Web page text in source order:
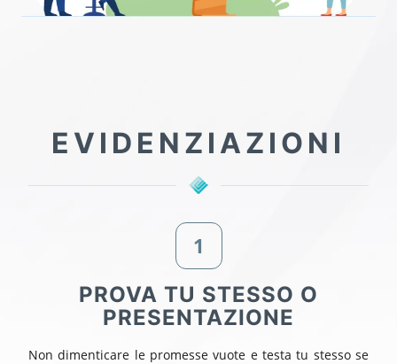
EVIDENZIAZIONI
1
PROVA TU STESSO O
PRESENTAZIONE
Non dimenticare le promesse vuote e testa tu stesso se